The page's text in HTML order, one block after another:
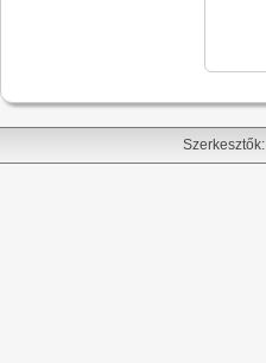
Szerkesztők: